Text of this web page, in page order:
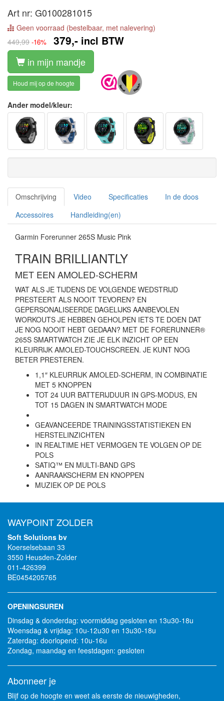
Art nr: G0100281015
Geen voorraad (bestelbaar, met nalevering)
449,99 -16% 379,- incl BTW
in mijn mandje
Houd mij op de hoogte
Ander model/kleur:
Omschrijving Video Specificaties
In de doos
Accessoires
Handleiding(en)
Garmin Forerunner 265S Music Pink
TRAIN BRILLIANTLY
MET EEN AMOLED-SCHERM
WAT ALS JE TIJDENS DE VOLGENDE WEDSTRIJD
PRESTEERT ALS NOOIT TEVOREN? EN
GEPERSONALISEERDE DAGELIJKS AANBEVOLEN
WORKOUTS JE HEBBEN GEHOLPEN IETS TE DOEN DAT
JE NOG NOOIT HEBT GEDAAN? MET DE FORERUNNER®
265S SMARTWATCH ZIE JE ELK INZICHT OP EEN
KLEURRIJK AMOLED-TOUCHSCREEN. JE KUNT NOG
BETER PRESTEREN.
1,1″ KLEURRIJK AMOLED-SCHERM, IN COMBINATIE
MET 5 KNOPPEN
TOT 24 UUR BATTERIJDUUR IN GPS-MODUS, EN
TOT 15 DAGEN IN SMARTWATCH MODE
GEAVANCEERDE TRAININGSSTATISTIEKEN EN
HERSTELINZICHTEN
IN REALTIME HET VERMOGEN TE VOLGEN OP DE
POLS
SATIQ™ EN MULTI-BAND GPS
AANRAAKSCHERM EN KNOPPEN
MUZIEK OP DE POLS
WAYPOINT ZOLDER
Soft Solutions bv
Koerselsebaan 33
3550 Heusden-Zolder
011-426399
BE0454205765
OPENINGSUREN
Dinsdag & donderdag: voormiddag gesloten en 13u30-18u
Woensdag & vrijdag: 10u-12u30 en 13u30-18u
Zaterdag: doorlopend: 10u-16u
Zondag, maandag en feestdagen: gesloten
Abonneer je
Blijf op de hoogte en weet als eerste de nieuwigheden,